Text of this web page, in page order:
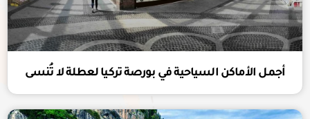
أجمل الأماكن السياحية في بورصة تركيا لعطلة لا تُنسى